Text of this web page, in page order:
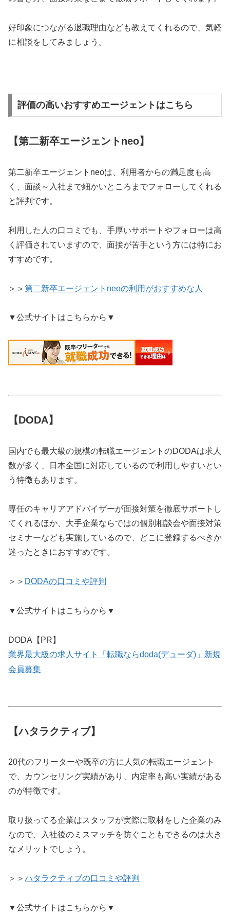
好印象につながる退職理由なども教えてくれるので、気軽
に相談をしてみましょう。
評価の高いおすすめエージェントはこちら
【第二新卒エージェントneo】
第二新卒エージェントneoは、利用者からの満足度も高
く、面談～入社まで細かいところまでフォローしてくれる
と評判です。
利用した人の口コミでも、手厚いサポートやフォローは高
く評価されていますので、面接が苦手という方には特にお
すすめです。
＞＞ 第二新卒エージェントneoの利用がおすすめな人
▼公式サイトはこちらから▼
【DODA】
国内でも最大級の規模の転職エージェントのDODAは求人
数が多く、日本全国に対応しているので利用しやすいとい
う特徴もあります。
専任のキャリアアドバイザーが面接対策を徹底サポートし
てくれるほか、大手企業ならではの個別相談会や面接対策
セミナーなども実施しているので、どこに登録するべきか
迷ったときにおすすめです。
＞＞ DODAの口コミや評判
▼公式サイトはこちらから▼
DODA【PR】
業界最大級の求人サイト「転職ならdoda(デューダ)」新規
会員募集
【ハタラクティブ】
20代のフリーターや既卒の方に人気の転職エージェント
で、カウンセリング実績があり、内定率も高い実績がある
のが特徴です。
取り扱ってる企業はスタッフが実際に取材をした企業のみ
なので、入社後のミスマッチを防ぐこともできるのは大き
なメリットでしょう。
＞＞ ハタラクティブの口コミや評判
▼公式サイトはこちらから▼